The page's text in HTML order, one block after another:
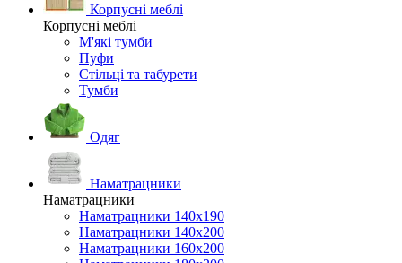
Корпусні меблі
Корпусні меблі
М'які тумби
Пуфи
Стільці та табурети
Тумби
Одяг
Наматрацники
Наматрацники
Наматрацники 140х190
Наматрацники 140х200
Наматрацники 160х200